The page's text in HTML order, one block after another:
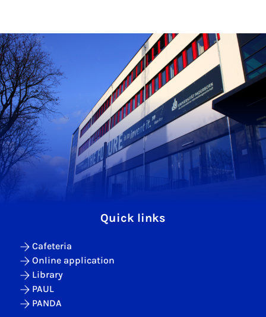
Quick links
Cafeteria
Online application
Library
PAUL
PANDA